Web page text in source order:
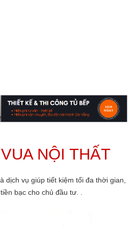
NỘI THẤT
dịch vụ giúp tiết kiệm tối đa thời gian,
bạc cho chủ đầu tư. .